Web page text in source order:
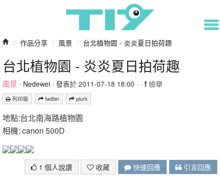
/ 作品分享 / 風景 / 台北植物園 - 炎炎夏日拍荷趣
台北植物園 - 炎炎夏日拍荷趣
風景 · Nedewei · 發表於 2011-07-18 18:00 · · 檢舉
列印版 twitter plurk
地點:台北南海路植物園
相機: canon 500D
1 個人說讚 收藏 快速回應 引言回應